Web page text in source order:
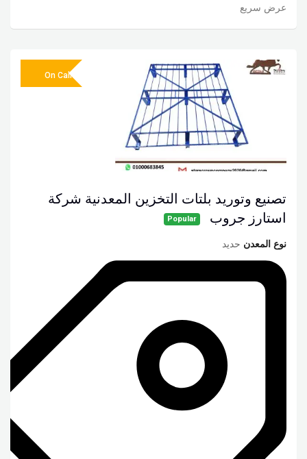
عرض سريع
تصنيع وتوريد بلتات التخزين المعدنية شركة
استارز جروب
Popular
نوع المعدن حديد
On Call